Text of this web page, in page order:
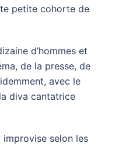
petite cohorte de
d’hommes et
de la presse, de
avec le
diva cantatrice
selon les